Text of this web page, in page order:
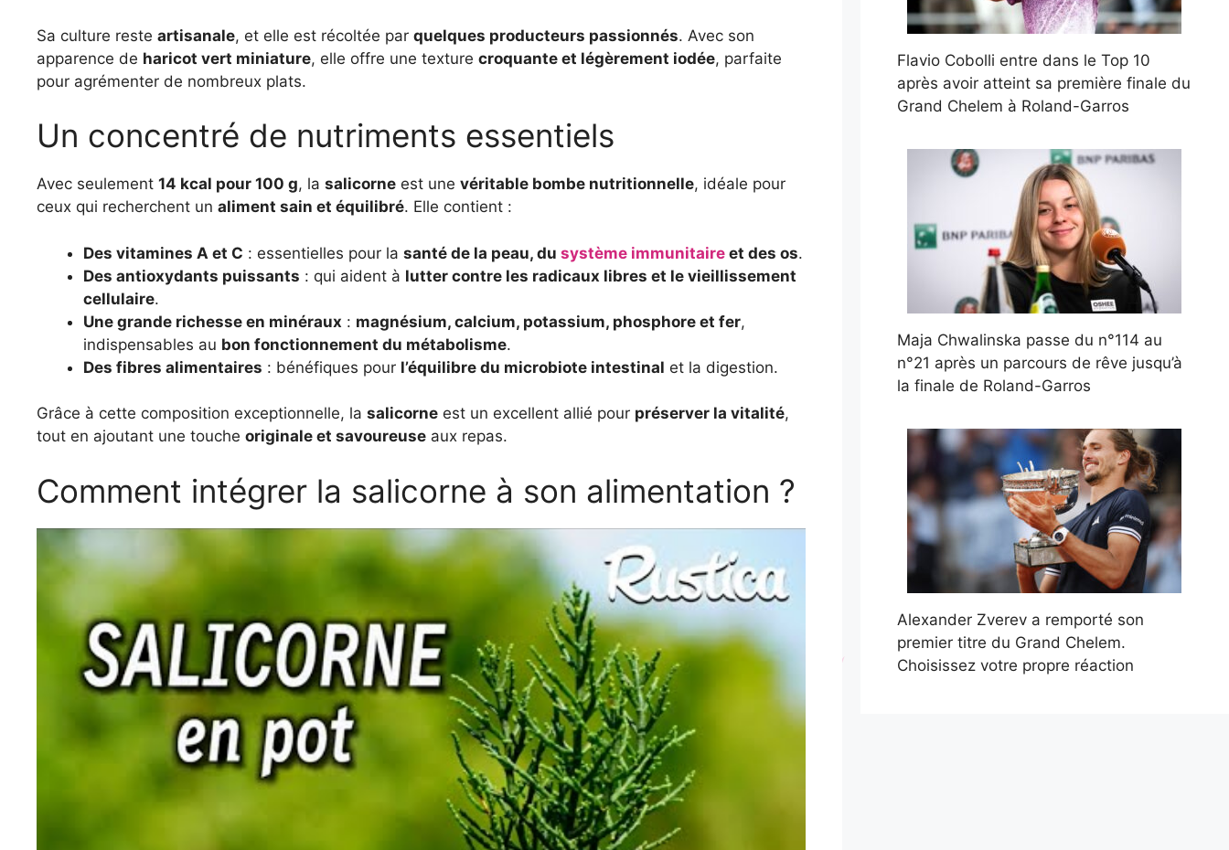
Sa culture reste artisanale, et elle est récoltée par quelques producteurs passionnés. Avec son
apparence de haricot vert miniature, elle offre une texture croquante et légèrement iodée, parfaite
pour agrémenter de nombreux plats.
Un concentré de nutriments essentiels
Avec seulement 14 kcal pour 100 g, la salicorne est une véritable bombe nutritionnelle, idéale pour
ceux qui recherchent un aliment sain et équilibré. Elle contient :
Des vitamines A et C : essentielles pour la santé de la peau, du système immunitaire et des os.
Des antioxydants puissants : qui aident à lutter contre les radicaux libres et le vieillissement
cellulaire.
Une grande richesse en minéraux : magnésium, calcium, potassium, phosphore et fer,
indispensables au bon fonctionnement du métabolisme.
Des fibres alimentaires : bénéfiques pour l’équilibre du microbiote intestinal et la digestion.
Grâce à cette composition exceptionnelle, la salicorne est un excellent allié pour préserver la vitalité,
tout en ajoutant une touche originale et savoureuse aux repas.
Comment intégrer la salicorne à son alimentation ?
Flavio Cobolli entre dans le Top 10
après avoir atteint sa première finale du
Grand Chelem à Roland-Garros
Maja Chwalinska passe du n°114 au
n°21 après un parcours de rêve jusqu’à
la finale de Roland-Garros
Alexander Zverev a remporté son
premier titre du Grand Chelem.
Choisissez votre propre réaction